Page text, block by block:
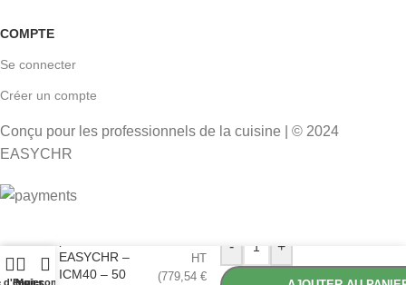
COMPTE
Se connecter
Créer un compte
Conçu pour les professionnels de la cuisine | © 2024
EASYCHR
d'envies
Panier
Mon compte
Machine à
EASYCHR –
ICM40 – 50
HT
(779,54 €
- +